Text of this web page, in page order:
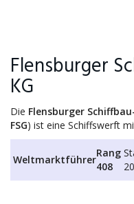
Flensburger
KG
Die Flensburger
FSG) ist eine Schiffswerft
Weltmarktführer
Rang
408